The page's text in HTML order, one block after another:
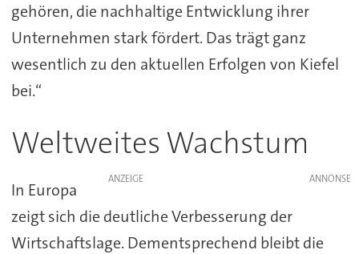
gehören, die nachhaltige Entwicklung ihrer
Unternehmen stark fördert. Das trägt ganz
wesentlich zu den aktuellen Erfolgen von Kiefel
bei.“
Weltweites Wachstum
ANZEIGE
In Europa
zeigt sich die deutliche Verbesserung der
Wirtschaftslage. Dementsprechend bleibt die